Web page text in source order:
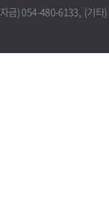
금) 054-480-6133, (기타